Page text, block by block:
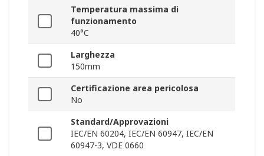
Temperatura massima di
funzionamento
40°C
Larghezza
150mm
Certificazione area pericolosa
No
Standard/Approvazioni
IEC/EN 60204, IEC/EN 60947, IEC/EN
60947-3, VDE 0660